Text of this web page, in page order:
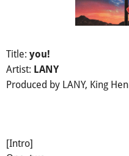
Title: you!
Artist: LANY
Produced by LANY, King
[Intro]